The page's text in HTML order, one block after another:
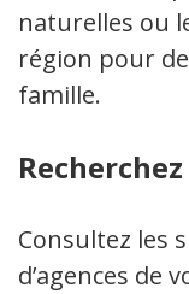
naturelles ou
région pour
famille.
Consultez les
d’agences de